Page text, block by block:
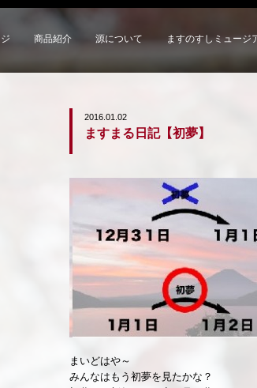
商品紹介 源について ますのすしミュージ
2016.01.02
ますまる日記【初夢】
まいどはや～
みんなはもう初夢を見たかな？